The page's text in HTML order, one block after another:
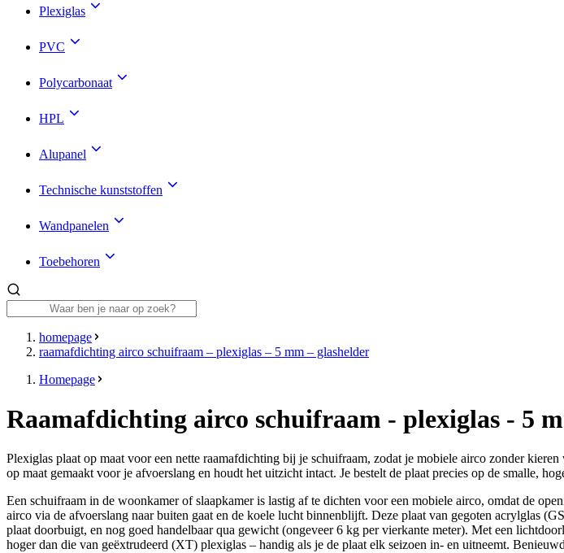
Plexiglas
PVC
Polycarbonaat
HPL
Alupanel
Technische kunststoffen
Wandpanelen
Toebehoren
homepage
raamafdichting airco schuifraam – plexiglas – 5 mm – glashelder
Homepage
Raamafdichting airco schuifraam - plexiglas - 5
Plexiglas plaat op maat voor een nette raamafdichting bij je schuifraam, zodat je mobiele airco zonder
op maat gemaakt voor je afvoerslang en houdt het uitzicht intact. Je bestelt de plaat precies op de smalle,
Een schuifraam in de woonkamer of slaapkamer is lastig af te dichten voor een mobiele airco, omdat de
airco via de afvoerslang naar buiten gaat en de koele lucht binnenblijft. Deze plaat van gegoten acrylglas
plaat doorbuigt, en nog goed handelbaar qua gewicht (ongeveer 6 kg per vierkante meter). Met een
hoger dan die van geëxtrudeerd (XT) plexiglas – handig als je de plaat elk seizoen in- en uitneemt.